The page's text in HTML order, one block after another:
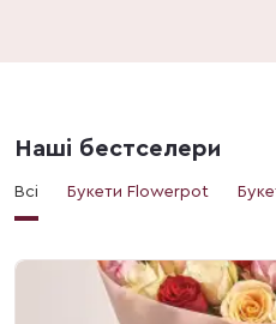
Наші бестселери
Всі Букети Flowerpot